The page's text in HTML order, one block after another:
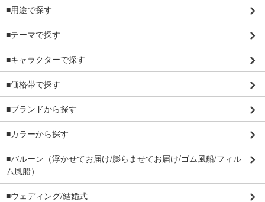
■用途で探す
■テーマで探す
■キャラクターで探す
■価格帯で探す
■ブランドから探す
■カラーから探す
■バルーン（浮かせてお届け/膨らませてお届け/ゴム風船/フィル
ム風船）
■ウェディング/結婚式